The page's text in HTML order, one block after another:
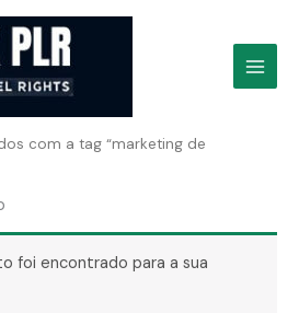
com a tag “marketing de
foi encontrado para a sua